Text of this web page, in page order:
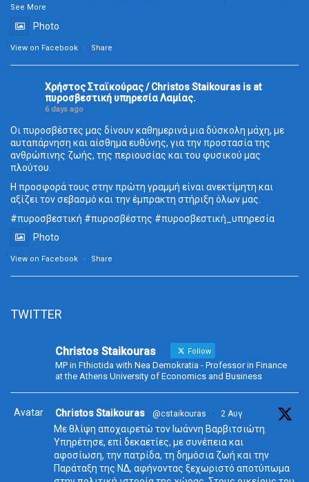
See More
Photo
View on Facebook · Share
Χρήστος Σταϊκούρας / Christos Staikouras is at
πυροσβεστική υπηρεσία Λαμίας.
6 days ago
Οι πυροσβέστες μας δίνουν καθημερινά μια δύσκολη μάχη, με
αυταπάρνηση και αίσθημα ευθύνης, για την προστασία της
ανθρώπινης ζωής, της περιουσίας και του φυσικού μας
πλούτου.
Η προσφορά τους στην πρώτη γραμμή είναι ανεκτίμητη και
αξίζει τον σεβασμό και την έμπρακτη στήριξη όλων μας.
#πυροσβεστική #πυροσβέστης #πυροσβεστική_ υπηρεσία
Photo
View on Facebook · Share
TWITTER
Christos Staikouras Follow
MP in Fthiotida with Nea Demokratia - Professor in Finance
at the Athens University of Economics and Business
Avatar Christos Staikouras @cstaikouras · 2 Αυγ
Με θλίψη αποχαιρετώ τον Ιωάννη Βαρβιτσιώτη.
Υπηρέτησε, επί δεκαετίες, με συνέπεια και
αφοσίωση, την πατρίδα, τη δημόσια ζωή και την
Παράταξη της ΝΔ, αφήνοντας ξεχωριστό αποτύπωμα